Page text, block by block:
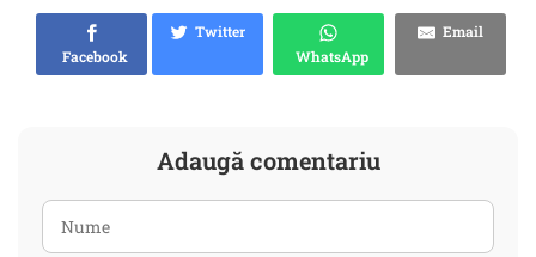
Facebook
Twitter
WhatsApp
Email
Adaugă comentariu